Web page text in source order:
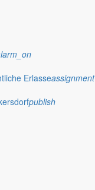
Erlasseassignment
publish